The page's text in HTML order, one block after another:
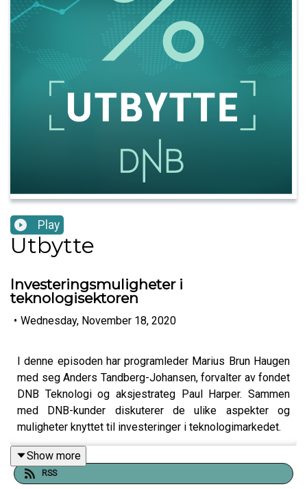
Play
Utbytte
Investeringsmuligheter i
teknologisektoren
• Wednesday, November 18, 2020
I denne episoden har programleder Marius Brun Haugen
med seg Anders Tandberg-Johansen, forvalter av fondet
DNB Teknologi og aksjestrateg Paul Harper. Sammen
med DNB-kunder diskuterer de ulike aspekter og
muligheter knyttet til investeringer i teknologimarkedet.
Episoden ble spilt inn tirsdag 17. november og er et
Show more
RSS